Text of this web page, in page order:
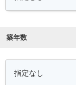
築年数